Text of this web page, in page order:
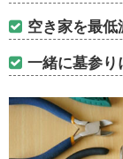
空き家を最
一緒に墓参り